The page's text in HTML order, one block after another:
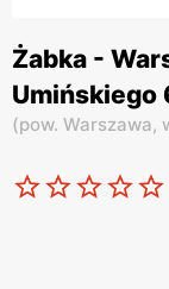
Żabka -
Umińskiego
(pow. Warszawa,